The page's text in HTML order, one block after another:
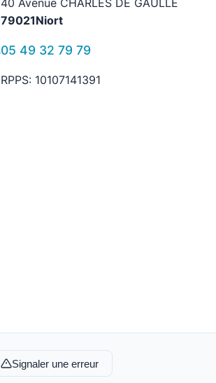
40 Avenue CHARLES DE GAULLE
79021Niort
05 49 32 79 79
RPPS: 10107141391
Signaler une erreur